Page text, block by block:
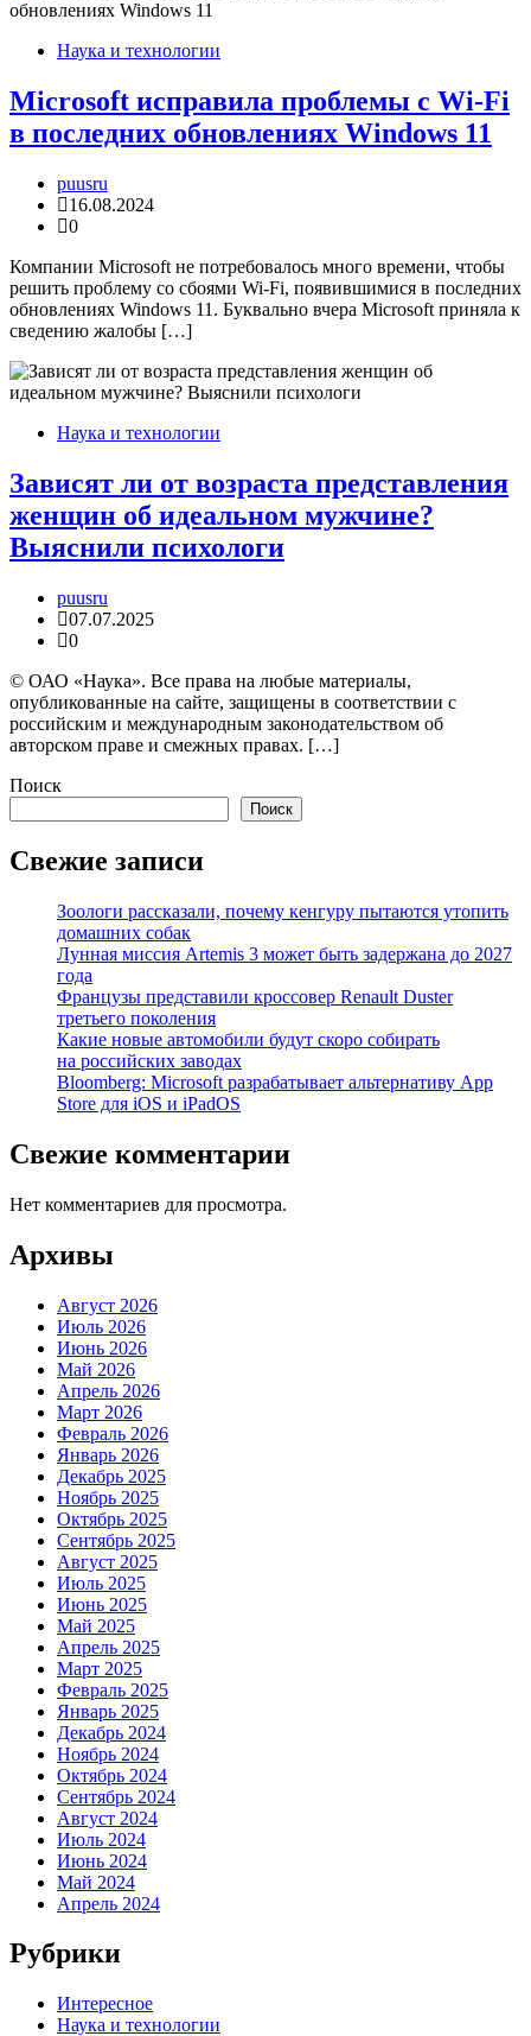
Наука и технологии
Microsoft исправила проблемы с Wi-Fi
в последних обновлениях Windows 11
puusru
16.08.2024
0
Компании Microsoft не потребовалось много времени, чтобы
решить проблему со сбоями Wi-Fi, появившимися в последних
обновлениях Windows 11. Буквально вчера Microsoft приняла к
сведению жалобы […]
Наука и технологии
Зависят ли от возраста представления
женщин об идеальном мужчине?
Выяснили психологи
puusru
07.07.2025
0
© ОАО «Наука». Все права на любые материалы,
опубликованные на сайте, защищены в соответствии с
российским и международным законодательством об
авторском праве и смежных правах. […]
Поиск
Поиск
Свежие записи
Зоологи рассказали, почему кенгуру пытаются утопить
домашних собак
Лунная миссия Artemis 3 может быть задержана до 2027
года
Французы представили кроссовер Renault Duster
третьего поколения
Какие новые автомобили будут скоро собирать
на российских заводах
Bloomberg: Microsoft разрабатывает альтернативу App
Store для iOS и iPadOS
Свежие комментарии
Нет комментариев для просмотра.
Архивы
Август 2026
Июль 2026
Июнь 2026
Май 2026
Апрель 2026
Март 2026
Февраль 2026
Январь 2026
Декабрь 2025
Ноябрь 2025
Октябрь 2025
Сентябрь 2025
Август 2025
Июль 2025
Июнь 2025
Май 2025
Апрель 2025
Март 2025
Февраль 2025
Январь 2025
Декабрь 2024
Ноябрь 2024
Октябрь 2024
Сентябрь 2024
Август 2024
Июль 2024
Июнь 2024
Май 2024
Апрель 2024
Рубрики
Интересное
Наука и технологии